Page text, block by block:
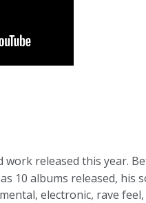
released this year.
10 albums released, his
electronic, rave